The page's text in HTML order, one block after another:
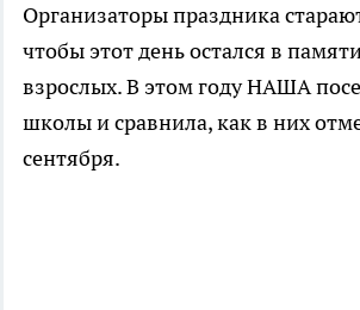
Организаторы праздника
чтобы этот день остался в
взрослых. В этом году НАША
школы и сравнила, как в них
сентября.